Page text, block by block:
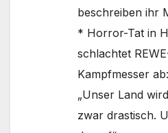
beschreiben ihr
* Horror-Tat in
schlachtet
Kampfmesser ab:
„Unser Land
zwar drastisch.